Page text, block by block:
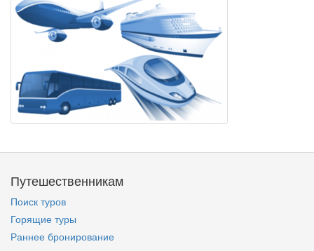
Путешественникам
Поиск туров
Горящие туры
Раннее бронирование